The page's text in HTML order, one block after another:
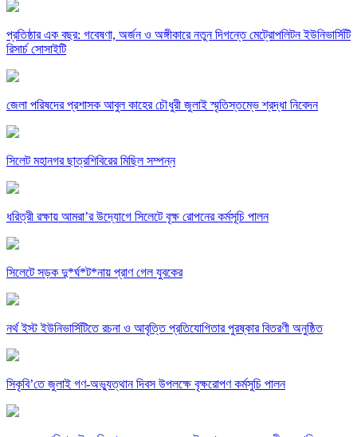
প্রতিষ্ঠার এক বছর: গবেষণা, অর্জন ও অঙ্গীকারে নতুন দিগন্তে মেট্রোপলিটন ইউনিভার্সিটি
রিসার্চ সোসাইটি
জেলা পরিষদের প্রশাসক আবুল কাহের চৌধুরী জুলাই স্মৃতিস্তম্ভে শ্রদ্ধা নিবেদন
সিলেট মহানগর ছাত্রশিবিরের মিছিল সম্পন্ন
ধরিত্রী রক্ষায় আমরা’র উদ্যোগে সিলেটে বৃক্ষ রোপনের কর্মসূচি পালন
সিলেটে সড়ক দু*র্ঘ*ট*নায় প্রাণ গেল যুবকের
নর্থ ইস্ট ইউনিভার্সিটিতে রচনা ও আবৃত্তি প্রতিযোগিতার পুরষ্কার বিতরণী অনুষ্ঠিত
সিকৃবি’তে জুলাই গণ-অভ্যুত্থান দিবস উপলক্ষে বৃক্ষরোপণ কর্মসুচি পালন